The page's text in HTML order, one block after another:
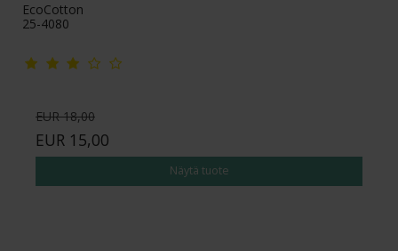
EcoCotton
25-4080
EUR 18,00
EUR 15,00
Näytä tuote